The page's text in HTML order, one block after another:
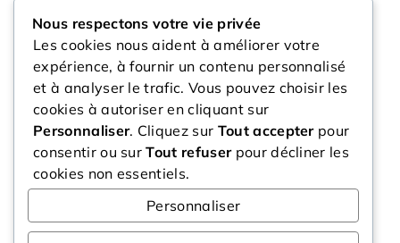
Beauté & Lifestyle
Bien-être & Santé
Mode & Style
Voyage & deco
Nous respectons votre vie privée
Les cookies nous aident à améliorer votre
expérience, à fournir un contenu personnalisé
et à analyser le trafic. Vous pouvez choisir les
cookies à autoriser en cliquant sur
Personnaliser. Cliquez sur Tout accepterpour
consentir ou surTout refuserpour décliner les
cookies non essentiels.
Personnaliser